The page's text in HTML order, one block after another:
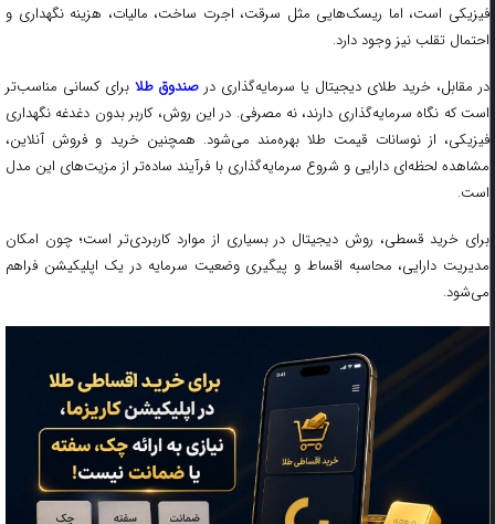
فیزیکی است، اما ریسک‌هایی مثل سرقت، اجرت ساخت، مالیات، هزینه نگهداری و
احتمال تقلب نیز وجود دارد.
در مقابل، خرید طلای دیجیتال یا سرمایه‌گذاری در صندوق طلابرای کسانی مناسب‌تر
است که نگاه سرمایه‌گذاری دارند، نه مصرفی. در این روش، کاربر بدون دغدغه نگهداری
فیزیکی، از نوسانات قیمت طلا بهره‌مند می‌شود. همچنین خرید و فروش آنلاین،
مشاهده لحظه‌ای دارایی و شروع سرمایه‌گذاری با فرآیند ساده‌تر از مزیت‌های این مدل
است.
برای خرید قسطی، روش دیجیتال در بسیاری از موارد کاربردی‌تر است؛ چون امکان
مدیریت دارایی، محاسبه اقساط و پیگیری وضعیت سرمایه در یک اپلیکیشن فراهم
می‌شود.